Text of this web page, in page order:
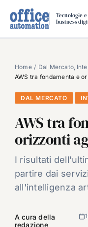
Tecnologie
business
SPECIAL PAPER
TAVOLE ROTONDE DI
DAL MERCATO
CARRIERE
VIDEO
EVENTI
CHI SIAMO
Home Dal Mercato
AWS tra fondamenta e
DAL MERCATO
AWS tra
orizzonti
I risultati
partire dai
all'intelligenza
A cura della
redazione